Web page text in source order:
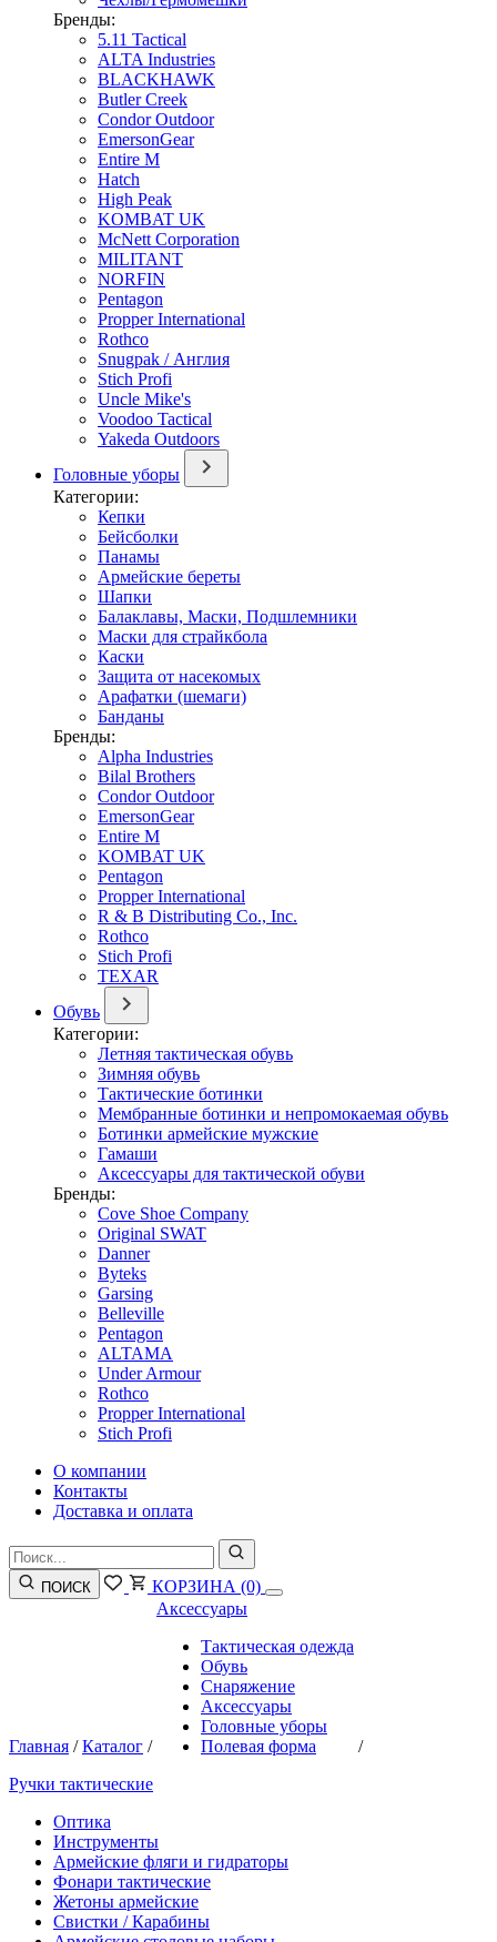
Бренды:
5.11 Tactical
ALTA Industries
BLACKHAWK
Butler Creek
Condor Outdoor
EmersonGear
Entire M
Hatch
High Peak
KOMBAT UK
McNett Corporation
MILITANT
NORFIN
Pentagon
Propper International
Rothco
Snugpak / Англия
Stich Profi
Uncle Mike's
Voodoo Tactical
Yakeda Outdoors
Головные уборы
Категории:
Кепки
Бейсболки
Панамы
Армейские береты
Шапки
Балаклавы, Маски, Подшлемники
Маски для страйкбола
Каски
Защита от насекомых
Арафатки (шемаги)
Банданы
Бренды:
Alpha Industries
Bilal Brothers
Condor Outdoor
EmersonGear
Entire M
KOMBAT UK
Pentagon
Propper International
R & B Distributing Co., Inc.
Rothco
Stich Profi
TEXAR
Обувь
Категории:
Летняя тактическая обувь
Зимняя обувь
Тактические ботинки
Мембранные ботинки и непромокаемая обувь
Ботинки армейские мужские
Гамаши
Аксессуары для тактической обуви
Бренды:
Cove Shoe Company
Original SWAT
Danner
Byteks
Garsing
Belleville
Pentagon
ALTAMA
Under Armour
Rothco
Propper International
Stich Profi
О компании
Контакты
Доставка и оплата
ПОИСК КОРЗИНА (0)
Главная /Каталог /
Аксессуары
Тактическая одежда
Обувь
Снаряжение
Аксессуары
Головные уборы
Полевая форма
/
Ручки тактические
Оптика
Инструменты
Армейские фляги и гидраторы
Фонари тактические
Жетоны армейские
Свистки / Карабины